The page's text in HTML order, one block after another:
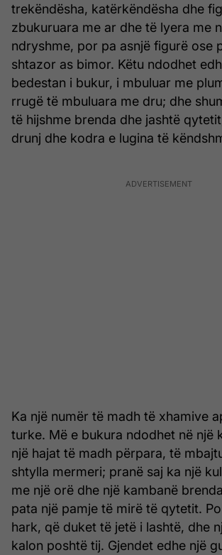
trekëndësha, katërkëndësha dhe
zbukuruara me ar dhe të lyera me
ndryshme, por pa asnjë figurë ose
shtazor as bimor. Këtu ndodhet
bedestan i bukur, i mbuluar me
rrugë të mbuluara me dru; dhe
të hijshme brenda dhe jashtë
drunj dhe kodra e lugina të
Ka një numër të madh të xhamive
turke. Më e bukura ndodhet në një
një hajat të madh përpara, të
shtylla mermeri; pranë saj ka një
me një orë dhe një kambanë
pata një pamje të mirë të qytetit.
hark, që duket të jetë i lashtë, dhe
kalon poshtë tij. Gjendet edhe një